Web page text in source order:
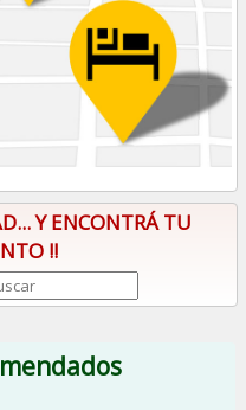
Y ENCONTRÁ TU
!!